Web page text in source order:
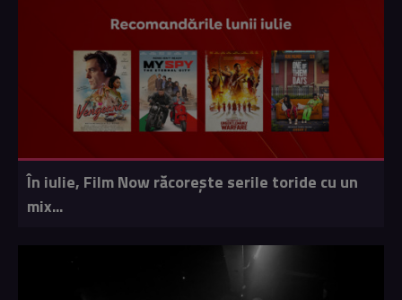
În iulie, Film Now răcorește serile toride cu un
mix...